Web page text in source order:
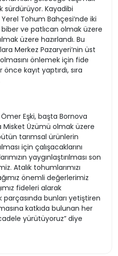
sürdürüyor. Kayadibi
Tohum Bahçesi’nde iki
ve patlıcan olmak üzere
üzere hazırlandı. Bu
Merkez Pazaryeri’nin üst
önlemek için fide
kayıt yaptırdı, sıra
Eşki, başta Bornova
Misket Üzümü olmak üzere
tarımsal ürünlerin
için çalışacaklarını
yaygınlaştırılması son
Atalık tohumlarımızı
önemli değerlerimiz
fideleri alarak
bunları yetiştiren
katkıda bulunan her
yürütüyoruz” diye